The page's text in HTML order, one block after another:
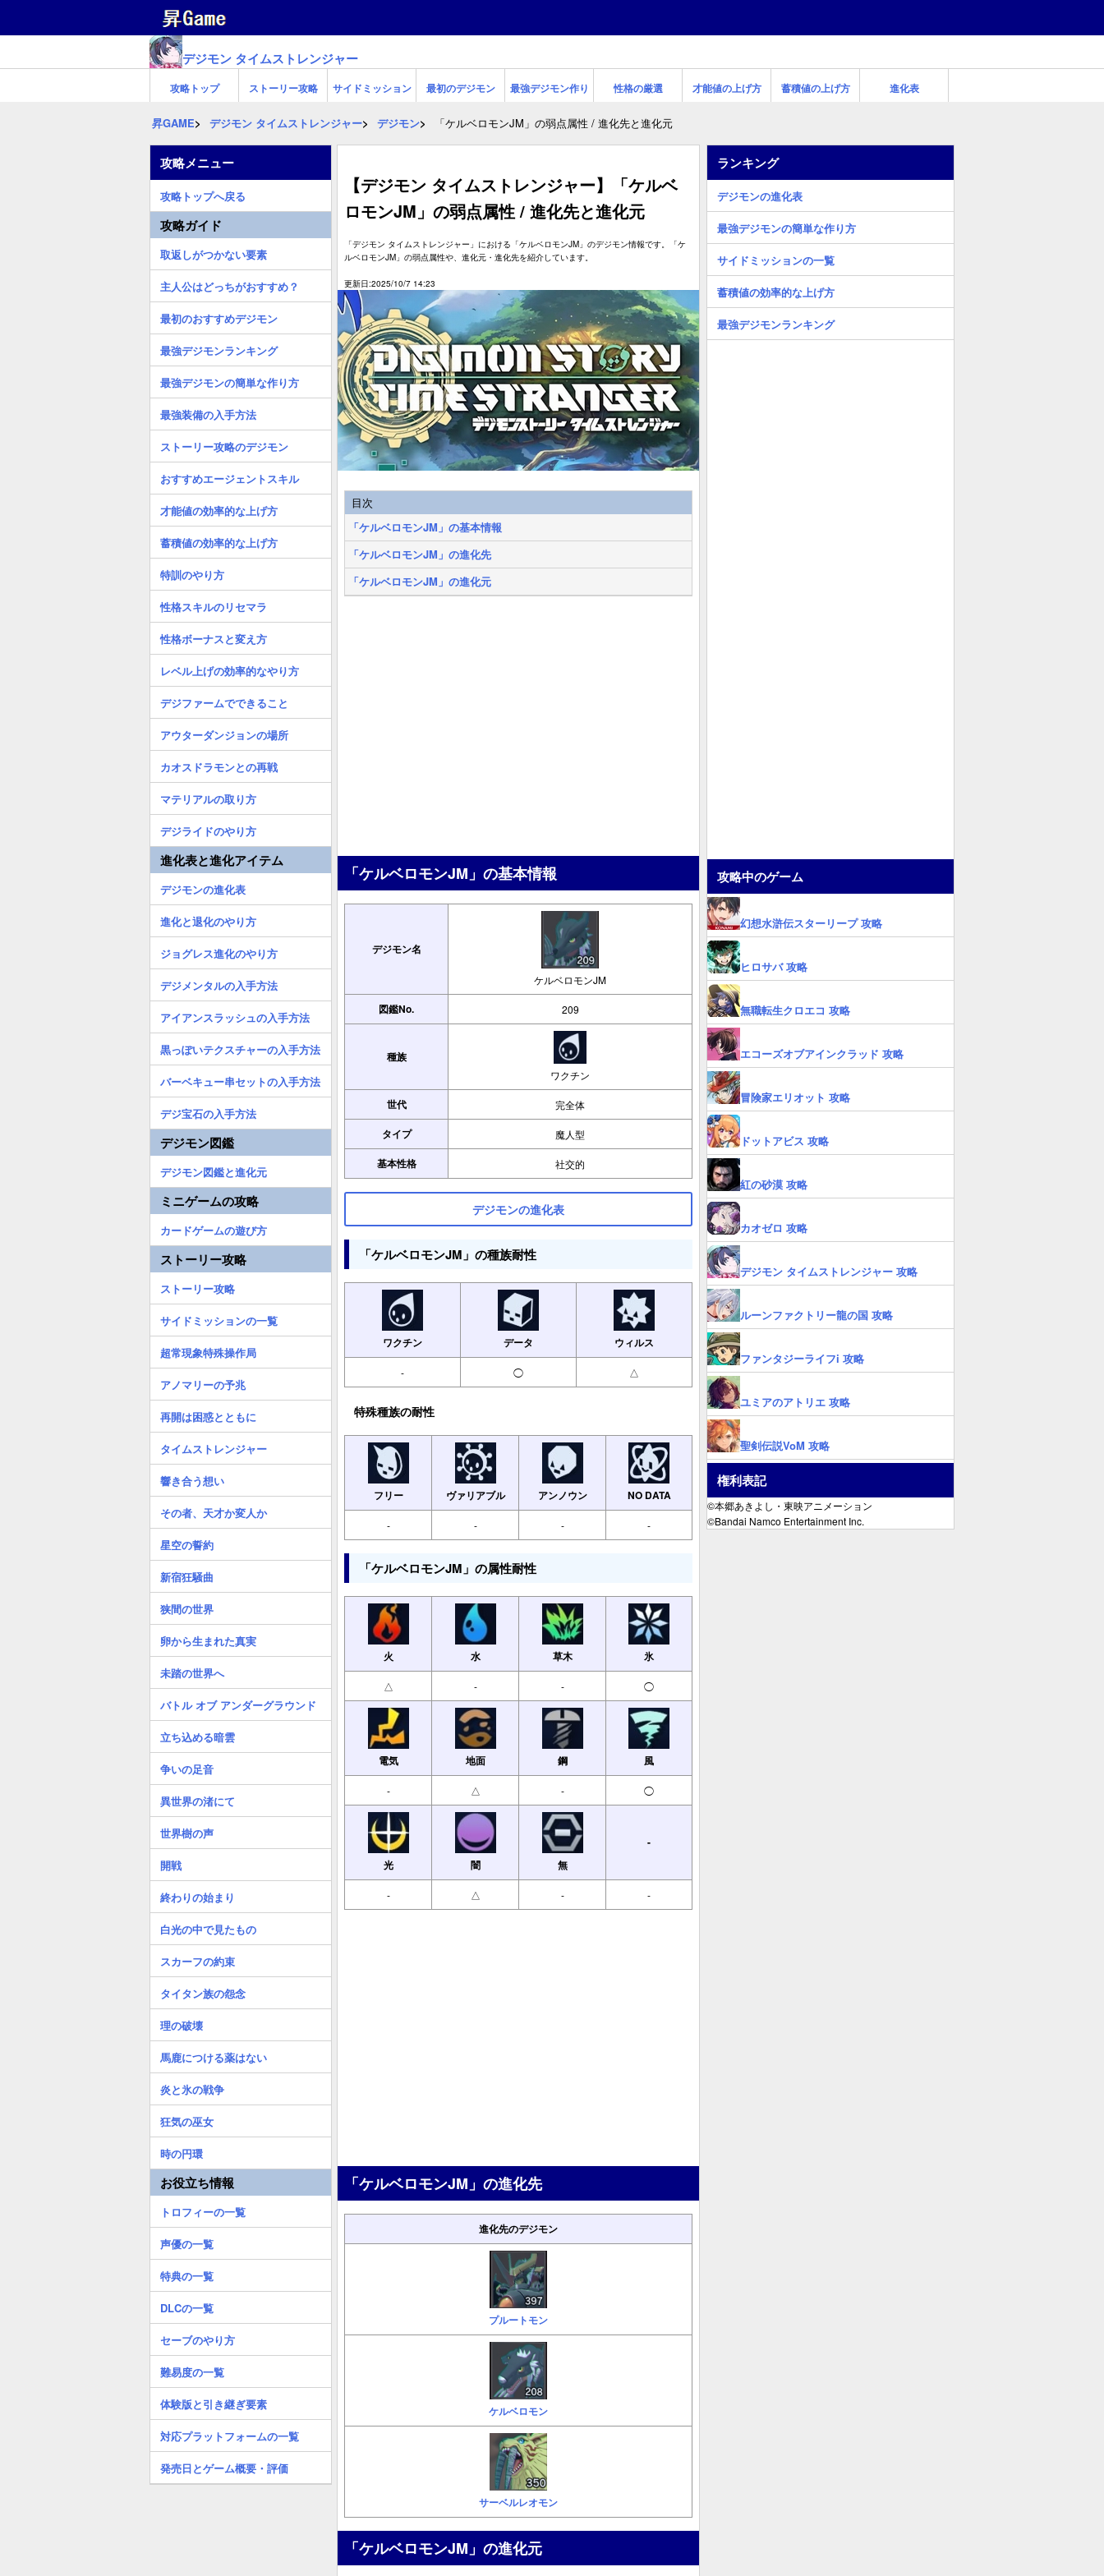
デジモン タイムストレンジャー
攻略トップ ストーリー攻略 サイドミッション 最初のデジモン 最強デジモン作り 性格の厳選 才能値の上げ方 蓄積値の上げ方 進化表
昇GAME デジモン タイムストレンジャー デジモン 「ケルベロモンJM」の弱点属性 / 進化先と進化元
【デジモン タイムストレンジャー】「ケルベ
ロモンJM」の弱点属性 / 進化先と進化元
「デジモン タイムストレンジャー」における「ケルベロモンJM」のデジモン情報です。「ケ
ルベロモンJM」の弱点属性や、進化元・進化先を紹介しています。
更新日:2025/10/7 14:23
目次
「ケルベロモンJM」の基本情報
「ケルベロモンJM」の進化先
「ケルベロモンJM」の進化元
「ケルベロモンJM」の基本情報
デジモン名
ケルベロモンJM
図鑑No. 209
種族
ワクチン
世代 完全体
タイプ 魔人型
基本性格 社交的
デジモンの進化表
「ケルベロモンJM」の種族耐性
ワクチン データ ウィルス
- ◯ △
特殊種族の耐性
フリー ヴァリアブル アンノウン NO DATA
- - - -
「ケルベロモンJM」の属性耐性
火 水 草木 氷
△ - - ◯
電気 地面 鋼 風
- △ - ◯
光 闇 無
-
- △ - -
「ケルベロモンJM」の進化先
進化先のデジモン
プルートモン
ケルベロモン
サーベルレオモン
「ケルベロモンJM」の進化元
攻略メニュー
攻略トップへ戻る
攻略ガイド
取返しがつかない要素
主人公はどっちがおすすめ？
最初のおすすめデジモン
最強デジモンランキング
最強デジモンの簡単な作り方
最強装備の入手方法
ストーリー攻略のデジモン
おすすめエージェントスキル
才能値の効率的な上げ方
蓄積値の効率的な上げ方
特訓のやり方
性格スキルのリセマラ
性格ボーナスと変え方
レベル上げの効率的なやり方
デジファームでできること
アウターダンジョンの場所
カオスドラモンとの再戦
マテリアルの取り方
デジライドのやり方
進化表と進化アイテム
デジモンの進化表
進化と退化のやり方
ジョグレス進化のやり方
デジメンタルの入手方法
アイアンスラッシュの入手方法
黒っぽいテクスチャーの入手方法
バーベキュー串セットの入手方法
デジ宝石の入手方法
デジモン図鑑
デジモン図鑑と進化元
ミニゲームの攻略
カードゲームの遊び方
ストーリー攻略
ストーリー攻略
サイドミッションの一覧
超常現象特殊操作局
アノマリーの予兆
再開は困惑とともに
タイムストレンジャー
響き合う想い
その者、天才か変人か
星空の誓約
新宿狂騒曲
狭間の世界
卵から生まれた真実
未踏の世界へ
バトル オブ アンダーグラウンド
立ち込める暗雲
争いの足音
異世界の渚にて
世界樹の声
開戦
終わりの始まり
白光の中で見たもの
スカーフの約束
タイタン族の怨念
理の破壊
馬鹿につける薬はない
炎と氷の戦争
狂気の巫女
時の円環
お役立ち情報
トロフィーの一覧
声優の一覧
特典の一覧
DLCの一覧
セーブのやり方
難易度の一覧
体験版と引き継ぎ要素
対応プラットフォームの一覧
発売日とゲーム概要・評価
ランキング
デジモンの進化表
最強デジモンの簡単な作り方
サイドミッションの一覧
蓄積値の効率的な上げ方
最強デジモンランキング
攻略中のゲーム
幻想水滸伝スターリープ 攻略
ヒロサバ 攻略
無職転生クロエコ 攻略
エコーズオブアインクラッド 攻略
冒険家エリオット 攻略
ドットアビス 攻略
紅の砂漠 攻略
カオゼロ 攻略
デジモン タイムストレンジャー 攻略
ルーンファクトリー龍の国 攻略
ファンタジーライフi 攻略
ユミアのアトリエ 攻略
聖剣伝説VoM 攻略
権利表記
©本郷あきよし・東映アニメーション
©Bandai Namco Entertainment Inc.